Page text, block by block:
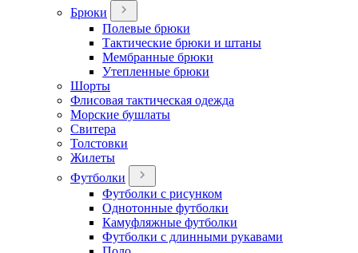
Брюки
Полевые брюки
Тактические брюки и штаны
Мембранные брюки
Утепленные брюки
Шорты
Флисовая тактическая одежда
Морские бушлаты
Свитера
Толстовки
Жилеты
Футболки
Футболки с рисунком
Однотонные футболки
Камуфляжные футболки
Футболки с длинными рукавами